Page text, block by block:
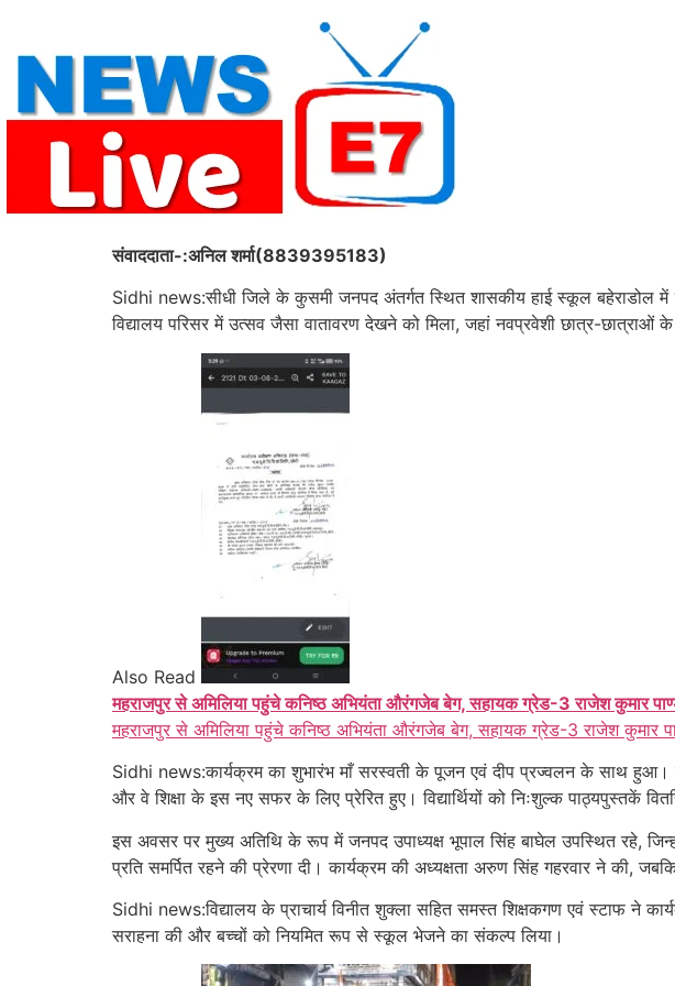
content
संवाददाता-:अनिल शर्मा(8839395183)
Sidhi news:सीधी जिले के कुसमी जनपद अंतर्गत स्थित शासकीय हाई स्कूल बहेराडोल
विद्यालय परिसर में उत्सव जैसा वातावरण देखने को मिला, जहां नवप्रवेशी छात्र-छात्राओं
Also Read
महराजपुर से अमिलिया पहुंचे कनिष्ठ अभियंता औरंगजेब बेग, सहायक ग्रेड-3 राजेश कुमार
महराजपुर से अमिलिया पहुंचे कनिष्ठ अभियंता औरंगजेब बेग, सहायक ग्रेड-3 राजेश कुमार
Sidhi news:कार्यक्रम का शुभारंभ माँ सरस्वती के पूजन एवं दीप प्रज्वलन के साथ हुआ।
और वे शिक्षा के इस नए सफर के लिए प्रेरित हुए। विद्यार्थियों को निःशुल्क पाठ्यपुस्तकें
इस अवसर पर मुख्य अतिथि के रूप में जनपद उपाध्यक्ष भूपाल सिंह बाघेल उपस्थित रहे,
प्रति समर्पित रहने की प्रेरणा दी। कार्यक्रम की अध्यक्षता अरुण सिंह गहरवार ने की,
Sidhi news:विद्यालय के प्राचार्य विनीत शुक्ला सहित समस्त शिक्षकगण एवं स्टाफ ने
सराहना की और बच्चों को नियमित रूप से स्कूल भेजने का संकल्प लिया।